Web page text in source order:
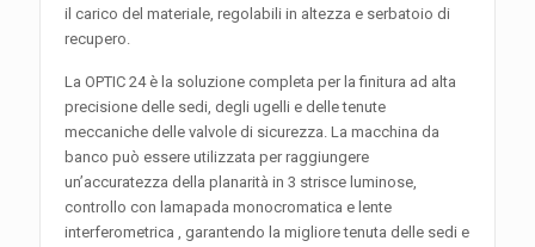
il carico del materiale, regolabili in altezza e serbatoio di
recupero.
La OPTIC 24 è la soluzione completa per la finitura ad alta
precisione delle sedi, degli ugelli e delle tenute
meccaniche delle valvole di sicurezza. La macchina da
banco può essere utilizzata per raggiungere
un’accuratezza della planarità in 3 strisce luminose,
controllo con lamapada monocromatica e lente
interferometrica , garantendo la migliore tenuta delle sedi e